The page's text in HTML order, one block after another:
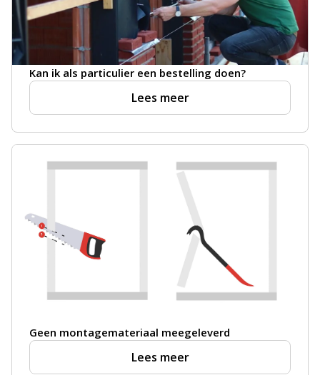
Kan ik als particulier een bestelling doen?
Lees meer
Geen montagemateriaal meegeleverd
Lees meer